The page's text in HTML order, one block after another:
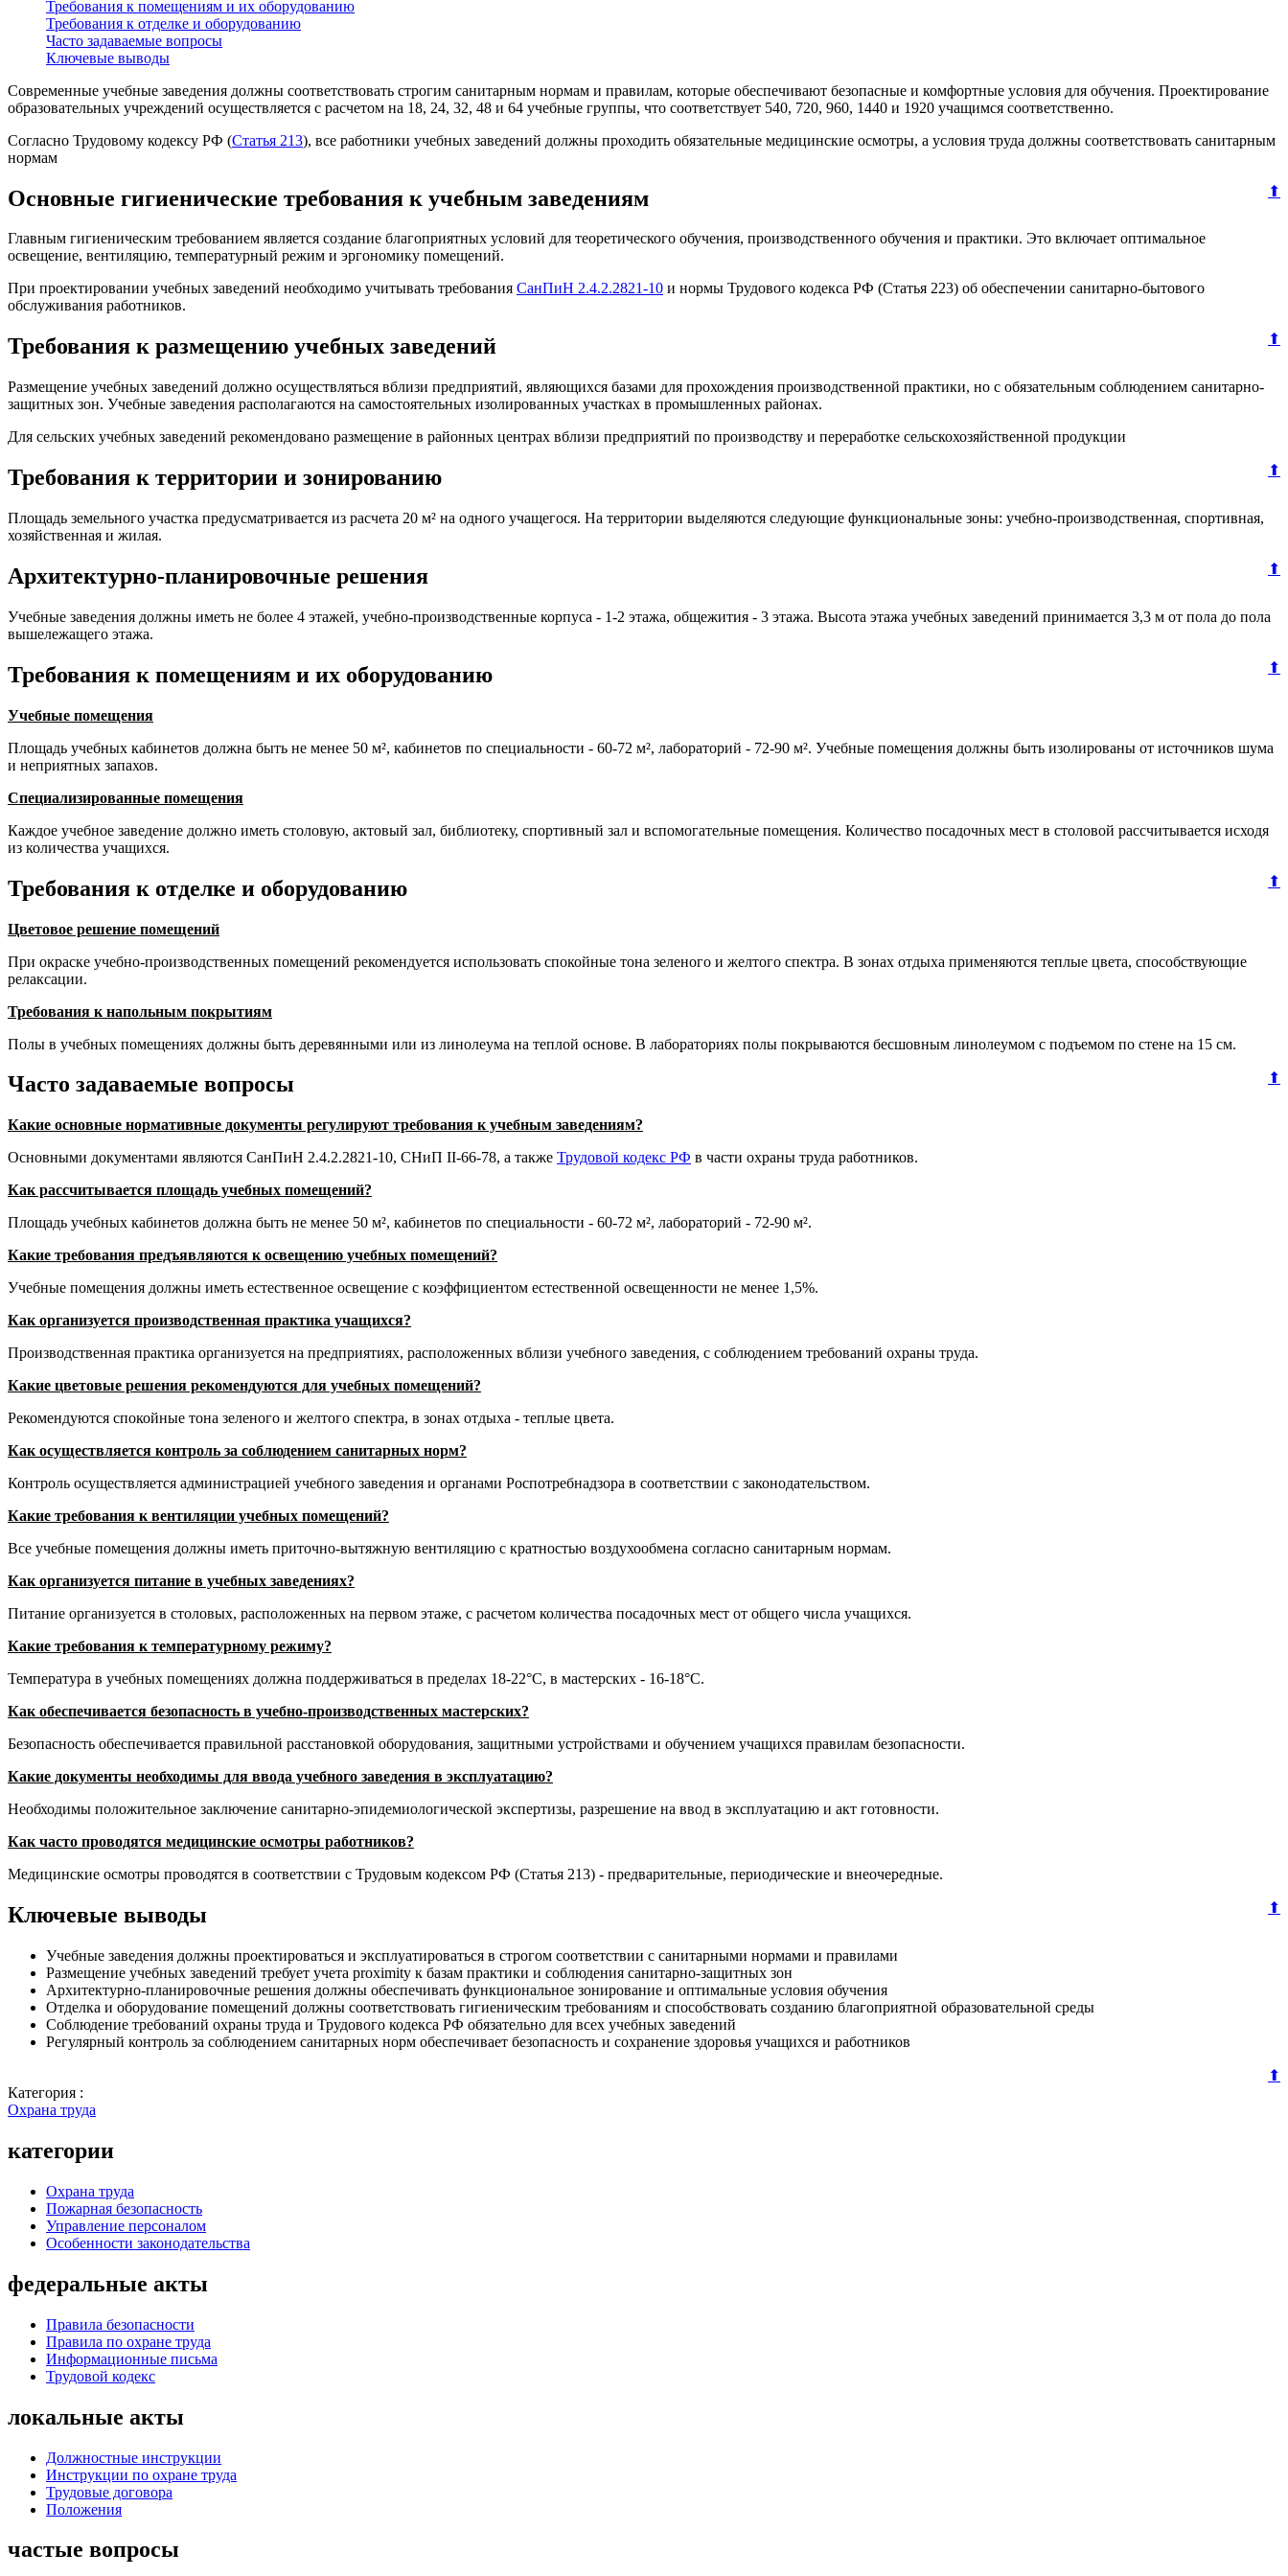
Требования к помещениям и их оборудованию
Требования к отделке и оборудованию
Часто задаваемые вопросы
Ключевые выводы
Современные учебные заведения должны соответствовать строгим санитарным нормам и правилам, которые обеспечивают безопасные и комфортные условия для обучения. Проектирование
образовательных учреждений осуществляется с расчетом на 18, 24, 32, 48 и 64 учебные группы, что соответствует 540, 720, 960, 1440 и 1920 учащимся соответственно.
Согласно Трудовому кодексу РФ (Статья 213), все работники учебных заведений должны проходить обязательные медицинские осмотры, а условия труда должны соответствовать санитарным
нормам
⬆
Основные гигиенические требования к учебным заведениям
Главным гигиеническим требованием является создание благоприятных условий для теоретического обучения, производственного обучения и практики. Это включает оптимальное
освещение, вентиляцию, температурный режим и эргономику помещений.
При проектировании учебных заведений необходимо учитывать требования СанПиН 2.4.2.2821-10 и нормы Трудового кодекса РФ (Статья 223) об обеспечении санитарно-бытового
обслуживания работников.
⬆
Требования к размещению учебных заведений
Размещение учебных заведений должно осуществляться вблизи предприятий, являющихся базами для прохождения производственной практики, но с обязательным соблюдением санитарно-
защитных зон. Учебные заведения располагаются на самостоятельных изолированных участках в промышленных районах.
Для сельских учебных заведений рекомендовано размещение в районных центрах вблизи предприятий по производству и переработке сельскохозяйственной продукции
⬆
Требования к территории и зонированию
Площадь земельного участка предусматривается из расчета 20 м² на одного учащегося. На территории выделяются следующие функциональные зоны: учебно-производственная, спортивная,
хозяйственная и жилая.
⬆
Архитектурно-планировочные решения
Учебные заведения должны иметь не более 4 этажей, учебно-производственные корпуса - 1-2 этажа, общежития - 3 этажа. Высота этажа учебных заведений принимается 3,3 м от пола до пола
вышележащего этажа.
⬆
Требования к помещениям и их оборудованию
Учебные помещения
Площадь учебных кабинетов должна быть не менее 50 м², кабинетов по специальности - 60-72 м², лабораторий - 72-90 м². Учебные помещения должны быть изолированы от источников шума
и неприятных запахов.
Специализированные помещения
Каждое учебное заведение должно иметь столовую, актовый зал, библиотеку, спортивный зал и вспомогательные помещения. Количество посадочных мест в столовой рассчитывается исходя
из количества учащихся.
⬆
Требования к отделке и оборудованию
Цветовое решение помещений
При окраске учебно-производственных помещений рекомендуется использовать спокойные тона зеленого и желтого спектра. В зонах отдыха применяются теплые цвета, способствующие
релаксации.
Требования к напольным покрытиям
Полы в учебных помещениях должны быть деревянными или из линолеума на теплой основе. В лабораториях полы покрываются бесшовным линолеумом с подъемом по стене на 15 см.
⬆
Часто задаваемые вопросы
Какие основные нормативные документы регулируют требования к учебным заведениям?
Основными документами являются СанПиН 2.4.2.2821-10, СНиП II-66-78, а также Трудовой кодекс РФ в части охраны труда работников.
Как рассчитывается площадь учебных помещений?
Площадь учебных кабинетов должна быть не менее 50 м², кабинетов по специальности - 60-72 м², лабораторий - 72-90 м².
Какие требования предъявляются к освещению учебных помещений?
Учебные помещения должны иметь естественное освещение с коэффициентом естественной освещенности не менее 1,5%.
Как организуется производственная практика учащихся?
Производственная практика организуется на предприятиях, расположенных вблизи учебного заведения, с соблюдением требований охраны труда.
Какие цветовые решения рекомендуются для учебных помещений?
Рекомендуются спокойные тона зеленого и желтого спектра, в зонах отдыха - теплые цвета.
Как осуществляется контроль за соблюдением санитарных норм?
Контроль осуществляется администрацией учебного заведения и органами Роспотребнадзора в соответствии с законодательством.
Какие требования к вентиляции учебных помещений?
Все учебные помещения должны иметь приточно-вытяжную вентиляцию с кратностью воздухообмена согласно санитарным нормам.
Как организуется питание в учебных заведениях?
Питание организуется в столовых, расположенных на первом этаже, с расчетом количества посадочных мест от общего числа учащихся.
Какие требования к температурному режиму?
Температура в учебных помещениях должна поддерживаться в пределах 18-22°C, в мастерских - 16-18°C.
Как обеспечивается безопасность в учебно-производственных мастерских?
Безопасность обеспечивается правильной расстановкой оборудования, защитными устройствами и обучением учащихся правилам безопасности.
Какие документы необходимы для ввода учебного заведения в эксплуатацию?
Необходимы положительное заключение санитарно-эпидемиологической экспертизы, разрешение на ввод в эксплуатацию и акт готовности.
Как часто проводятся медицинские осмотры работников?
Медицинские осмотры проводятся в соответствии с Трудовым кодексом РФ (Статья 213) - предварительные, периодические и внеочередные.
⬆
Ключевые выводы
Учебные заведения должны проектироваться и эксплуатироваться в строгом соответствии с санитарными нормами и правилами
Размещение учебных заведений требует учета proximity к базам практики и соблюдения санитарно-защитных зон
Архитектурно-планировочные решения должны обеспечивать функциональное зонирование и оптимальные условия обучения
Отделка и оборудование помещений должны соответствовать гигиеническим требованиям и способствовать созданию благоприятной образовательной среды
Соблюдение требований охраны труда и Трудового кодекса РФ обязательно для всех учебных заведений
Регулярный контроль за соблюдением санитарных норм обеспечивает безопасность и сохранение здоровья учащихся и работников
⬆
Категория :
Охрана труда
категории
Охрана труда
Пожарная безопасность
Управление персоналом
Особенности законодательства
федеральные акты
Правила безопасности
Правила по охране труда
Информационные письма
Трудовой кодекс
локальные акты
Должностные инструкции
Инструкции по охране труда
Трудовые договора
Положения
частые вопросы